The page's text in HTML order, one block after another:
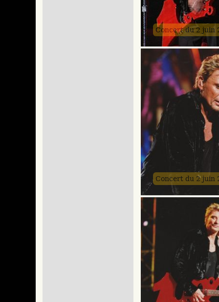
Concert du 2 juin
Concert du 2 juin